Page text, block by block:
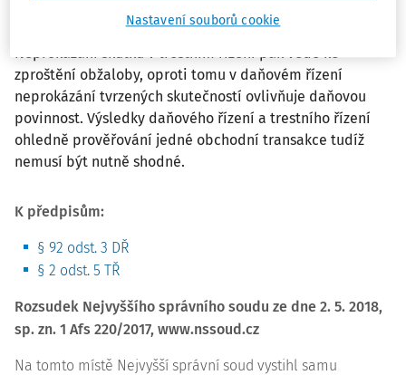
přísluší daňovému subjektu, který v procesu dokazování
vedeném správcem daně musí své břemeno unést.
Neprokázání skutku v trestním řízení pak vede ke
zproštění obžaloby, oproti tomu v daňovém řízení
neprokázání tvrzených skutečností ovlivňuje daňovou
povinnost. Výsledky daňového řízení a trestního řízení
ohledně prověřování jedné obchodní transakce tudíž
nemusí být nutně shodné.
K předpisům:
§ 92 odst. 3 DŘ
§ 2 odst. 5 TŘ
Rozsudek Nejvyššího správního soudu ze dne 2. 5. 2018,
sp. zn. 1 Afs 220/2017, www.nssoud.cz
Na tomto místě Nejvyšší správní soud vystihl samu
Nastavení souborů cookie